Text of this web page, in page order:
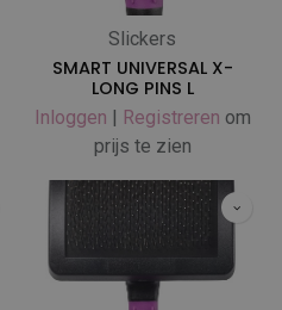
Slickers
SMART UNIVERSAL X-
LONG PINS L
Inloggen | Registreren om
prijs te zien